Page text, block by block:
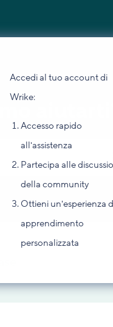
Accedi al tuo account di
Wrike:
Accesso rapido
all'assistenza
Partecipa alle
della community
Ottieni un'esperienza
apprendimento
personalizzata